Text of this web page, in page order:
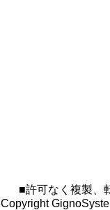
■許可なく複製、
Copyright